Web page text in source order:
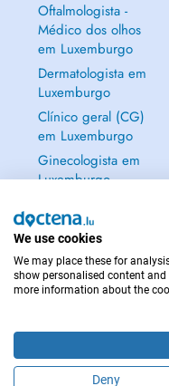
Oftalmologista -
Médico dos olhos
em Luxemburgo
Dermatologista em
Luxemburgo
Clínico geral (CG)
em Luxemburgo
Ginecologista em
Luxemburgo
EM CASO DE
We use cookies
We may place these for
show personalised content
more information about the
Deny